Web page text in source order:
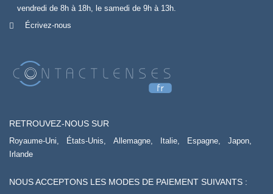
vendredi de 8h à 18h, le samedi de 9h à 13h.
Écrivez-nous
RETROUVEZ-NOUS SUR
Royaume-Uni, États-Unis, Allemagne, Italie, Espagne,
Japon,
Irlande
NOUS ACCEPTONS LES MODES DE PAIEMENT SUIVANTS :